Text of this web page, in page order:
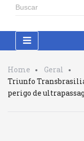
Home
Geral
Triunfo
perigo de